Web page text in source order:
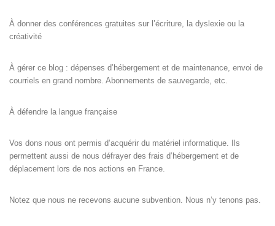
À donner des conférences gratuites sur l’écriture, la dyslexie ou la
créativité
À gérer ce blog : dépenses d’hébergement et de maintenance, envoi de
courriels en grand nombre. Abonnements de sauvegarde, etc.
À défendre la langue française
Vos dons nous ont permis d’acquérir du matériel informatique. Ils
permettent aussi de nous défrayer des frais d’hébergement et de
déplacement lors de nos actions en France.
Notez que nous ne recevons aucune subvention. Nous n’y tenons pas.